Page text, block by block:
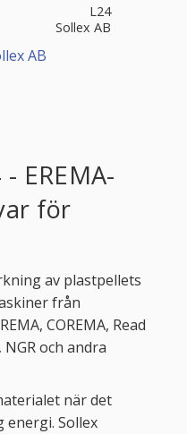
L24
Sollex AB
AB
EREMA-
för
av plastpellets
från
COREMA, Read
och andra
när det
Sollex